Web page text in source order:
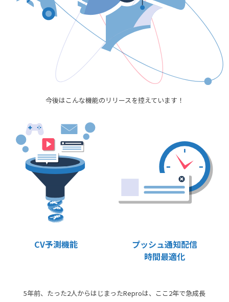
今後はこんな機能のリリースを控えています！
CV予測機能
プッシュ通知配信
時間最適化
5年前、たった2人からはじまったReproは、ここ2年で急成長